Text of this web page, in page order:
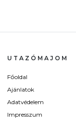
UTAZÓMAJOM
Főoldal
Ajánlatok
Adatvédelem
Impresszum